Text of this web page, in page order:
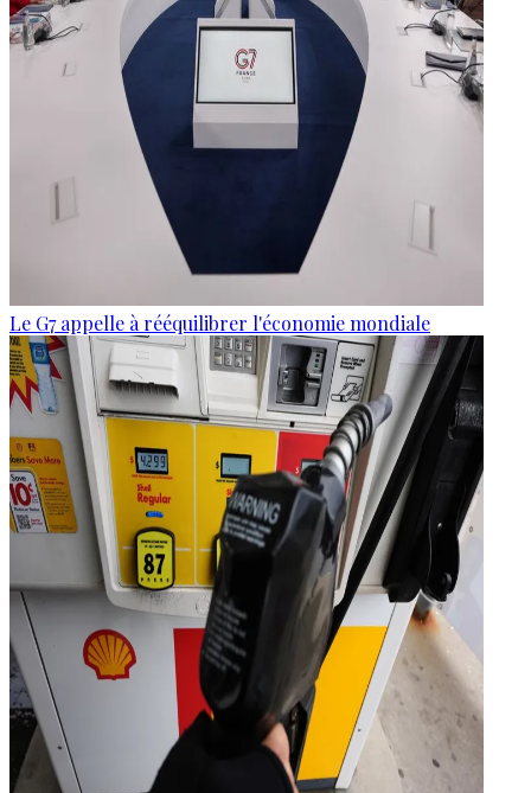
Le G7 appelle à rééquilibrer l'économie mondiale